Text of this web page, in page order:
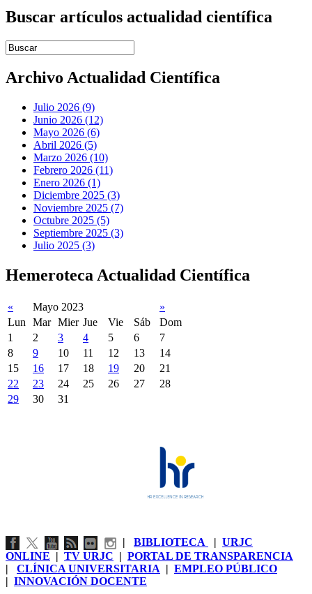
Buscar artículos actualidad científica
Introduce términos de búsqueda
Archivo Actualidad Científica
Julio 2026 (9)
Junio 2026 (12)
Mayo 2026 (6)
Abril 2026 (5)
Marzo 2026 (10)
Febrero 2026 (11)
Enero 2026 (1)
Diciembre 2025 (3)
Noviembre 2025 (7)
Octubre 2025 (5)
Septiembre 2025 (3)
Julio 2025 (3)
Hemeroteca Actualidad Científica
« Mayo 2023
»
Lun
Mar Mier Jue Vie Sáb
Dom
1
2 3 4 5 6
7
8
9 10 11 12 13
14
15
16 17 18 19 20
21
22
23 24 25 26 27
28
29
30 31
| BIBLIOTECA | URJC
ONLINE | TV URJC | PORTAL DE TRANSPARENCIA
| CLÍNICA UNIVERSITARIA | EMPLEO PÚBLICO
| INNOVACIÓN DOCENTE